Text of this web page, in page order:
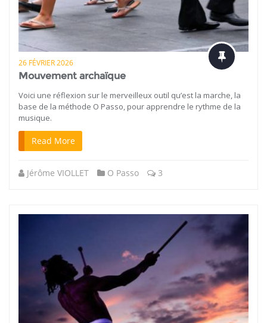
26 FÉVRIER 2026
Mouvement archaïque
Voici une réflexion sur le merveilleux outil qu’est la marche, la
base de la méthode O Passo, pour apprendre le rythme de la
musique.
Read More
Jérôme VIOLLET O Passo 3